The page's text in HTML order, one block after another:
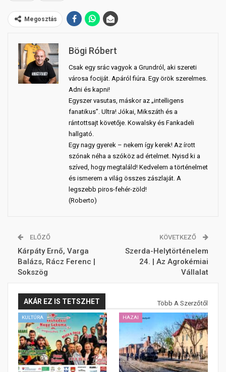
Megosztás
Bögi Róbert
Csak egy srác vagyok a Grundról, aki szereti
városa fociját. Apáról fiúra. Egy örök szerelmes.
Adni és kapni!
Egyszer vasutas, máskor az „intelligens
fanatikus”. Ultra! Jókai, Mikszáth és a
rántottsajt követője. Kowalsky és Fankadeli
hallgató.
Egy nagy gyerek – nekem így kerek! Az írott
szónak néha a szóköz ad értelmet. Nyisd ki a
szíved, hogy megtaláld! Kedvelem a történelmet
és ismerem a világ összes zászlaját. A
legszebb piros-fehér-zöld!
(Roberto)
ELŐZŐ
Kárpáty Ernő, Varga
Balázs, Rácz Ferenc |
Sokszög
KÖVETKEZŐ
Szerda-Helytörténelem
24. | Az Agrokémiai
Vállalat
AKÁR EZ IS TETSZHET Több A Szerzőtől
KULTÚRA HAZAI